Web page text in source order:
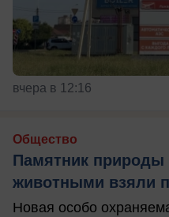
вчера в 12:16
Общество
Памятник природы
животными взяли
Новая особо